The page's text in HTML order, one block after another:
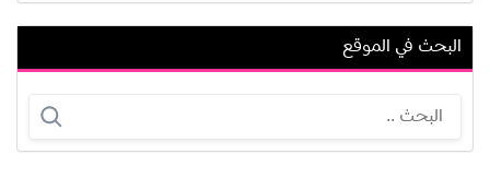
نجوى زهير
البحث في الموقع